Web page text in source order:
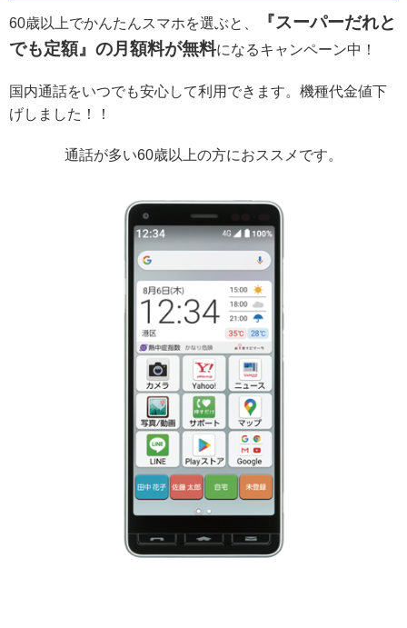
60歳以上でかんたんスマホを選ぶと、
『スーパーだれと
でも定額』の月額料が無料になるキャンペーン中！
国内通話をいつでも安心して利用できます。機種代金値下
げしました！！
通話が多い60歳以上の方におススメです。